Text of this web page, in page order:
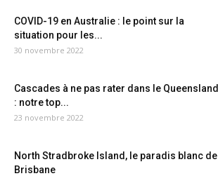
COVID-19 en Australie : le point sur la
situation pour les...
30 novembre 2022
Cascades à ne pas rater dans le Queensland
: notre top...
23 novembre 2022
North Stradbroke Island, le paradis blanc de
Brisbane